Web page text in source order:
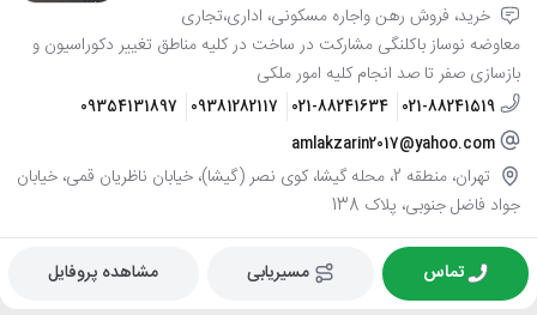
خرید، فروش رهن واجاره مسکونی، اداری،تجاری
معاوضه نوساز باکلنگی مشارکت در ساخت در کلیه مناطق تغییر دکوراسیون و
بازسازی صفر تا صد انجام کلیه امور ملکی
021-88241519
021-88241634
09381282117
09354131897
amlakzarin2017@yahoo.com
تهران، منطقه 2، محله گیشا، کوی نصر (گیشا)، خیابان ناظریان قمی، خیابان
جواد فاضل جنوبی، پلاک 138
تماس مسیریابی مشاهده پروفایل